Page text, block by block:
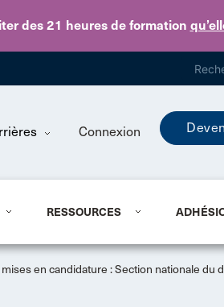
des 21 heures de formation
to main content
Connexion
RESSOURCES
en candidature : Section nationale du